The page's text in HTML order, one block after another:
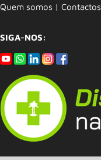
Quem somos | Contactos
SIGA-NOS: